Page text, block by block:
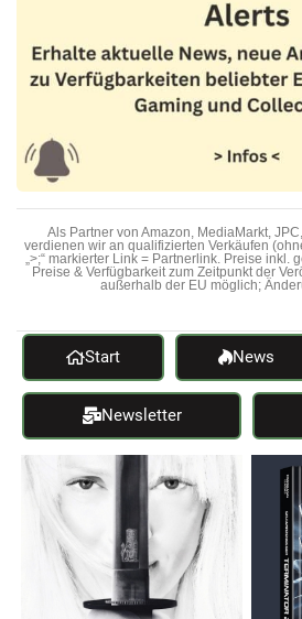
Als Partner von Amazon, MediaMarkt,
verdienen wir an qualifizierten Verkäufen
„>;“ markierter Link = Partnerlink. Preise inkl.
Preise & Verfügbarkeit zum Zeitpunkt der
außerhalb der EU möglich;
Start News
Newsletter